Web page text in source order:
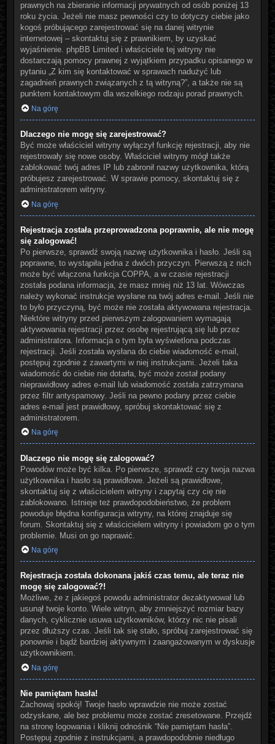
prawnych na zbieranie informacji prywatnych od osób poniżej 13
roku życia. Jeżeli nie masz pewności czy to dotyczy ciebie jako
kogoś próbującego zarejestrować się na danej witrynie
internetowej – skontaktuj się z prawnikiem, by uzyskać
wyjaśnienie. phpBB Limited i właściciele tej witryny nie
dostarczają pomocy prawnej z wyjątkiem przypadku opisanego w
pytaniu „Z kim się kontaktować w sprawach nadużyć lub
zagadnień prawnych związanych z tą witryną?”, a także nie są
punktem kontaktowym dla wszelkiego rodzaju porad prawnych.
Na górę
Dlaczego nie mogę się zarejestrować?
Być może właściciel witryny wyłączył funkcję rejestracji, aby nie
rejestrowały się nowe osoby. Właściciel witryny mógł także
zablokować twój adres IP lub zabronił nazwy użytkownika, którą
próbujesz zarejestrować. W sprawie pomocy, skontaktuj się z
administratorem witryny.
Na górę
Rejestracja została przeprowadzona poprawnie, ale nie mogę
się zalogować!
Po pierwsze, sprawdź swoją nazwę użytkownika i hasło. Jeśli są
poprawne, to wystąpiła jedna z dwóch przyczyn. Pierwszą z nich
może być włączona funkcja COPPA, a w czasie rejestracji
została podana informacja, że masz mniej niż 13 lat. Wówczas
należy wykonać instrukcje wysłane na twój adres e-mail. Jeśli nie
to było przyczyną, być może nie została aktywowana rejestracja.
Niektóre witryny przed pierwszym zalogowaniem wymagają
aktywowania rejestracji przez osobę rejestrującą się lub przez
administratora. Informacja o tym była wyświetlona podczas
rejestracji. Jeśli została wysłana do ciebie wiadomość e-mail,
postępuj zgodnie z zawartymi w niej instrukcjami. Jeżeli taka
wiadomość do ciebie nie dotarła, być może został podany
nieprawidłowy adres e-mail lub wiadomość została zatrzymana
przez filtr antyspamowy. Jeśli na pewno podany przez ciebie
adres e-mail jest prawidłowy, spróbuj skontaktować się z
administratorem.
Na górę
Dlaczego nie mogę się zalogować?
Powodów może być kilka. Po pierwsze, sprawdź czy twoja nazwa
użytkownika i hasło są prawidłowe. Jeżeli są prawidłowe,
skontaktuj się z właścicielem witryny i zapytaj czy cię nie
zablokowano. Istnieje też prawdopodobieństwo, że problem
powoduje błędna konfiguracja witryny, na której znajduje się
forum. Skontaktuj się z właścicielem witryny i powiadom go o tym
problemie. Musi on go naprawić.
Na górę
Rejestracja została dokonana jakiś czas temu, ale teraz nie
mogę się zalogować?!
Możliwe, że z jakiegoś powodu administrator dezaktywował lub
usunął twoje konto. Wiele witryn, aby zmniejszyć rozmiar bazy
danych, cyklicznie usuwa użytkowników, którzy nic nie pisali
przez dłuższy czas. Jeśli tak się stało, spróbuj zarejestrować się
ponownie i bądź bardziej aktywnym i zaangażowanym w dyskusje
użytkownikiem.
Na górę
Nie pamiętam hasła!
Zachowaj spokój! Twoje hasło wprawdzie nie może zostać
odzyskane, ale bez problemu może zostać zresetowane. Przejdź
na stronę logowania i kliknij odnośnik “Nie pamiętam hasła”.
Postępuj zgodnie z instrukcjami, a prawdopodobnie niedługo